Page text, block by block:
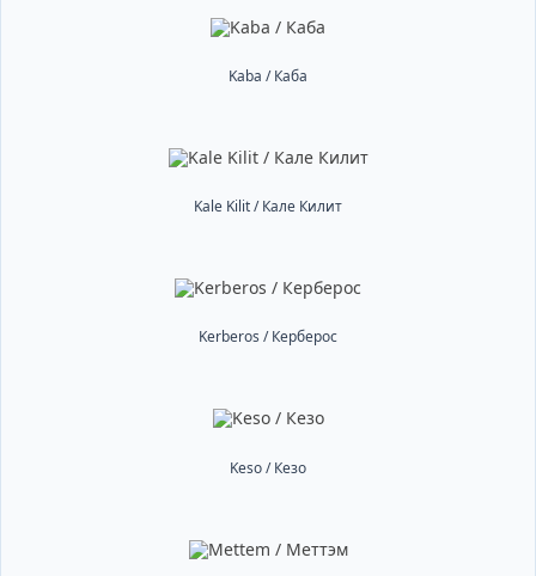
Kaba / Каба
Kale Kilit / Кале Килит
Kerberos / Керберос
Keso / Кезо